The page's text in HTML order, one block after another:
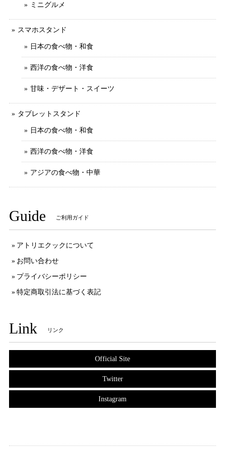
ミニグルメ
スマホスタンド
日本の食べ物・和食
西洋の食べ物・洋食
甘味・デザート・スイーツ
タブレットスタンド
日本の食べ物・和食
西洋の食べ物・洋食
アジアの食べ物・中華
Guide ご利用ガイド
アトリエクックについて
お問い合わせ
プライバシーポリシー
特定商取引法に基づく表記
Link リンク
Official Site
Twitter
Instagram